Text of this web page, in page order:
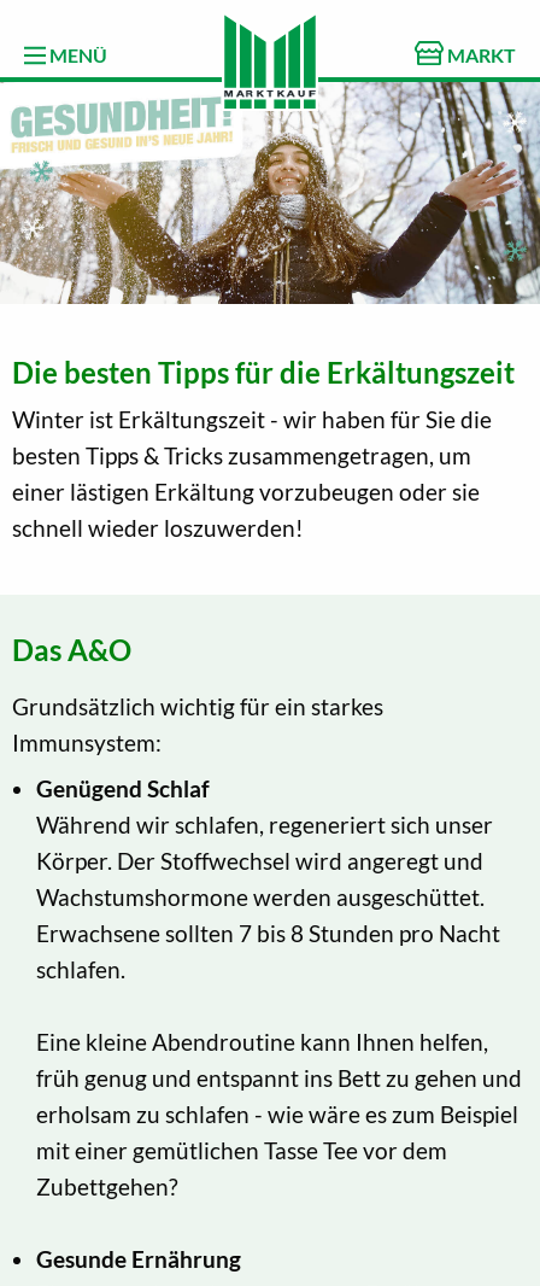
MENÜ MARKT
Die besten Tipps für die Erkältungszeit
Winter ist Erkältungszeit - wir haben für Sie die
besten Tipps & Tricks zusammengetragen, um
einer lästigen Erkältung vorzubeugen oder sie
schnell wieder loszuwerden!
Das A&O
Grundsätzlich wichtig für ein starkes
Immunsystem:
Genügend Schlaf
Während wir schlafen, regeneriert sich unser
Körper. Der Stoffwechsel wird angeregt und
Wachstumshormone werden ausgeschüttet.
Erwachsene sollten 7 bis 8 Stunden pro Nacht
schlafen.
Eine kleine Abendroutine kann Ihnen helfen,
früh genug und entspannt ins Bett zu gehen und
erholsam zu schlafen - wie wäre es zum Beispiel
mit einer gemütlichen Tasse Tee vor dem
Zubettgehen?
Gesunde Ernährung